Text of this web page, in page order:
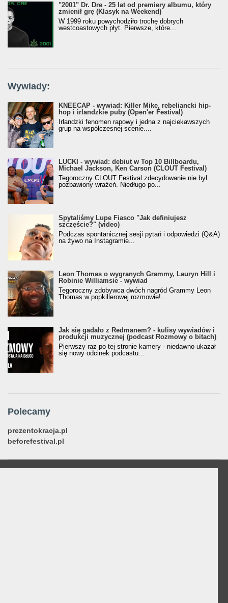
"2001" Dr. Dre - 25 lat od premiery albumu, który
zmienił grę (Klasyk na Weekend)
W 1999 roku powychodziło trochę dobrych
westcoastowych płyt. Pierwsze, które...
Wywiady:
KNEECAP - wywiad: Killer Mike, rebeliancki hip-
hop i irlandzkie puby (Open'er Festival)
Irlandzki fenomen rapowy i jedna z najciekawszych
grup na współczesnej scenie....
LUCKI - wywiad: debiut w Top 10 Billboardu,
Michael Jackson, Ken Carson (CLOUT Festival)
Tegoroczny CLOUT Festival zdecydowanie nie był
pozbawiony wrażeń. Niedługo po...
Spytaliśmy Lupe Fiasco "Jak definiujesz
szczęście?" (video)
Podczas spontanicznej sesji pytań i odpowiedzi (Q&A)
na żywo na Instagramie...
Leon Thomas o wygranych Grammy, Lauryn Hill i
Robinie Williamsie - wywiad
Tegoroczny zdobywca dwóch nagród Grammy Leon
Thomas w popkillerowej rozmowie!...
Jak się gadało z Redmanem? - kulisy wywiadów i
produkcji muzycznej (podcast Rozmowy o bitach)
Pierwszy raz po tej stronie kamery - niedawno ukazał
się nowy odcinek podcastu...
Polecamy
prezentokracja.pl
beforefestival.pl